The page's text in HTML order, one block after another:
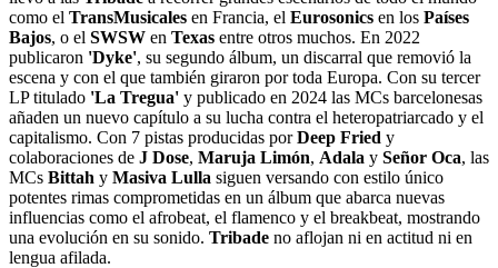
como el TransMusicales en Francia, el Eurosonics en los Países
Bajos, o el SWSW en Texas entre otros muchos. En 2022
publicaron 'Dyke', su segundo álbum, un discarral que removió la
escena y con el que también giraron por toda Europa. Con su tercer
LP titulado 'La Tregua' y publicado en 2024 las MCs barcelonesas
añaden un nuevo capítulo a su lucha contra el heteropatriarcado y el
capitalismo. Con 7 pistas producidas porDeep Fried y
colaboraciones de J Dose, Maruja Limón, Adala y Señor Oca, las
MCs Bittah y Masiva Lulla siguen versando con estilo único
potentes rimas comprometidas en un álbum que abarca nuevas
influencias como el afrobeat, el flamenco y el breakbeat, mostrando
una evolución en su sonido. Tribade no aflojan ni en actitud ni en
lengua afilada.